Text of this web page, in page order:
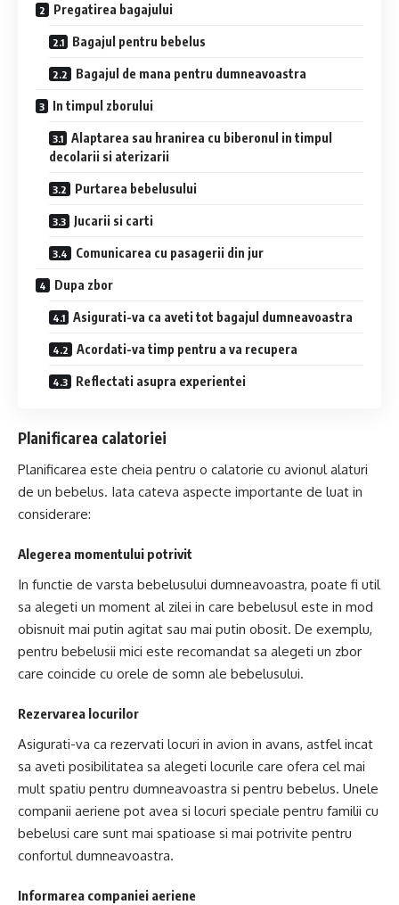
Pregatirea bagajului
Bagajul pentru bebelus
Bagajul de mana pentru dumneavoastra
In timpul zborului
Alaptarea sau hranirea cu biberonul in timpul
decolarii si aterizarii
Purtarea bebelusului
Jucarii si carti
Comunicarea cu pasagerii din jur
Dupa zbor
Asigurati-va ca aveti tot bagajul dumneavoastra
Acordati-va timp pentru a va recupera
Reflectati asupra experientei
Planificarea calatoriei
Planificarea este cheia pentru o calatorie cu avionul alaturi
de un bebelus. Iata cateva aspecte importante de luat in
considerare:
Alegerea momentului potrivit
In functie de varsta bebelusului dumneavoastra, poate fi util
sa alegeti un moment al zilei in care bebelusul este in mod
obisnuit mai putin agitat sau mai putin obosit. De exemplu,
pentru bebelusii mici este recomandat sa alegeti un zbor
care coincide cu orele de somn ale bebelusului.
Rezervarea locurilor
Asigurati-va ca rezervati locuri in avion in avans, astfel incat
sa aveti posibilitatea sa alegeti locurile care ofera cel mai
mult spatiu pentru dumneavoastra si pentru bebelus. Unele
companii aeriene pot avea si locuri speciale pentru familii cu
bebelusi care sunt mai spatioase si mai potrivite pentru
confortul dumneavoastra.
Informarea companiei aeriene